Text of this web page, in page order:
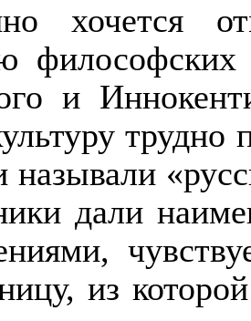
хочется
философских
и
называли
дали
из